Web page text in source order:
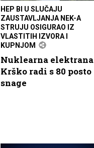
HEP BI U SLUČAJU
ZAUSTAVLJANJA NEK-A
STRUJU OSIGURAO IZ
VLASTITIH IZVORA I
KUPNJOM
Nuklearna elektrana
Krško radi s 80 posto
snage